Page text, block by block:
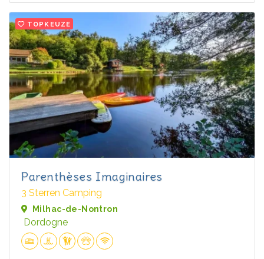
TOPKEUZE
Parenthèses Imaginaires
3 Sterren Camping
Milhac-de-Nontron
Dordogne